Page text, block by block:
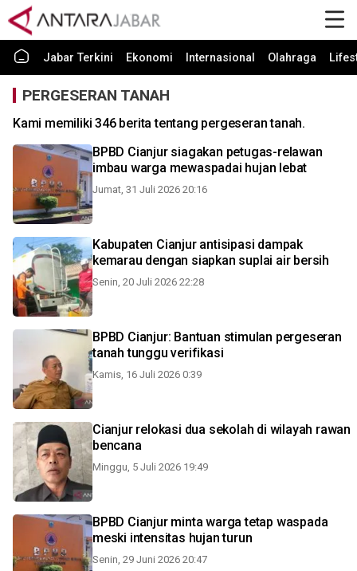
Jabar Terkini Ekonomi Internasional Olahraga
PERGESERAN TANAH
Kami memiliki 346 berita tentang pergeseran tanah.
BPBD Cianjur siagakan petugas-relawan
imbau warga mewaspadai hujan lebat
Jumat, 31 Juli 2026 20:16
Kabupaten Cianjur antisipasi dampak
kemarau dengan siapkan suplai air bersih
Senin, 20 Juli 2026 22:28
BPBD Cianjur: Bantuan stimulan pergeseran
tanah tunggu verifikasi
Kamis, 16 Juli 2026 0:39
Cianjur relokasi dua sekolah di wilayah rawan
bencana
Minggu, 5 Juli 2026 19:49
BPBD Cianjur minta warga tetap waspada
meski intensitas hujan turun
Senin, 29 Juni 2026 20:47